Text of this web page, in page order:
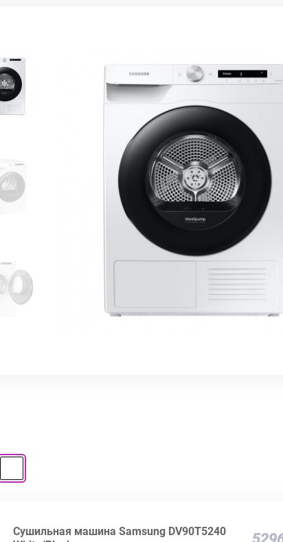
Сушильная машина Samsung DV90T5240